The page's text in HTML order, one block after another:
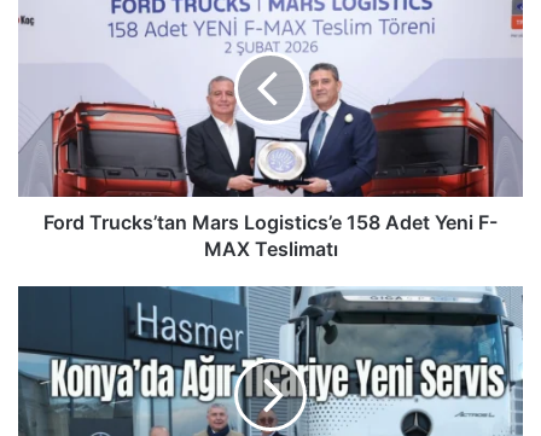
Trucks’tan
Adet
Yeni
MAX
Teslimatı
Ford Trucks’tan Mars Logistics’e 158 Adet Yeni F-
MAX Teslimatı
araçlara
özel
Hasmer
Konya